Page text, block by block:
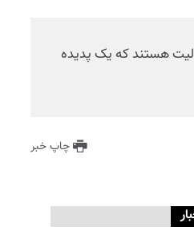
هستند که یک پدیده
چاپ خبر